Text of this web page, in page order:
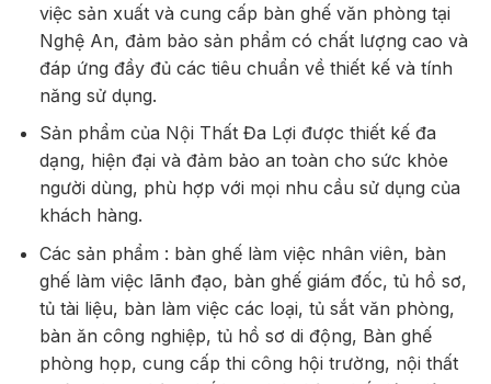
việc sản xuất và cung cấp bàn ghế văn phòng tại
Nghệ An, đảm bảo sản phẩm có chất lượng cao và
đáp ứng đầy đủ các tiêu chuẩn về thiết kế và tính
năng sử dụng.
Sản phẩm của Nội Thất Đa Lợi được thiết kế đa
dạng, hiện đại và đảm bảo an toàn cho sức khỏe
người dùng, phù hợp với mọi nhu cầu sử dụng của
khách hàng.
Các sản phẩm : bàn ghế làm việc nhân viên, bàn
ghế làm việc lãnh đạo, bàn ghế giám đốc, tủ hồ sơ,
tủ tài liệu, bàn làm việc các loại, tủ sắt văn phòng,
bàn ăn công nghiệp, tủ hồ sơ di động, Bàn ghế
phòng họp, cung cấp thi công hội trường, nội thất